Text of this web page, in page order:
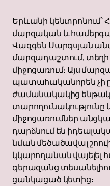
Երևանի
մարզական և
Վազգեն Սարգսյան
մարզադաշտում, տեղի
միջոցառում։ Այս
պատահականորեն չի
ժամանակակից
տարողունակությունը
միջոցառումներ
դարձնում են
նման մեծածավալ
կկարողանան վայելել
գերազանց
ցանկացած կետից։